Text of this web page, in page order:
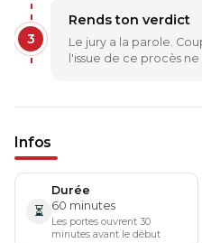
3
Rends ton verdict
Le jury a la parole.
l'issue de ce procès
Infos
⏳
Durée
60 minutes
Les portes ouvrent 30
minutes avant le début